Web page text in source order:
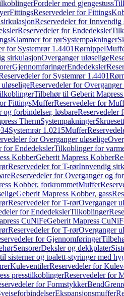
Fordeler med gjengestuss
FittingsReservedeler for Fittings
Reservedeler for Innvendig
Reservedeler for Endedeksler
Klammer for rørSystempakninger
for Systemrør 1.4401Rørnippel
sirkulasjonOverganger uløselige
GjennomføringerEndedeksler
for Systemrør 1.4401
Reservedeler for
Tilbehør til Geberit
FittingsMufferReservedeler for
og forbindelser, løsbareReservedeler
ThermSystempakninger
Systemrør 1.0215Muffer
for Overganger uløselige
for EndedekslerTilkoblinger for
KobberGeberit Mapress Kobber
Reservedeler for T-rørInnvendig
Reservedeler for Overganger og
Kobber, forkrommetMuffer
Geberit Mapress Kobber, gass
Reservedeler for T-rørOverganger
for EndedekslerTilkoblinger
CuNiFeGeberit Mapress
Reservedeler for T-rørOverganger
for Gjennomføringer
SensorerDeksler og dekkplater
sisterner og toalett-styringer med
KuleventilerReservedeler for
presstilkoblingerReservedeler for
for FormstykkerBend
Ekspansjonsmuffer